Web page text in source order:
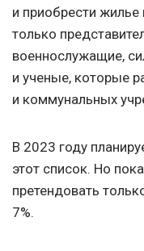
и приобрести
только
военнослужащие,
и ученые, которые
и коммунальных
В 2023 году
этот список. Но
претендовать
7%.